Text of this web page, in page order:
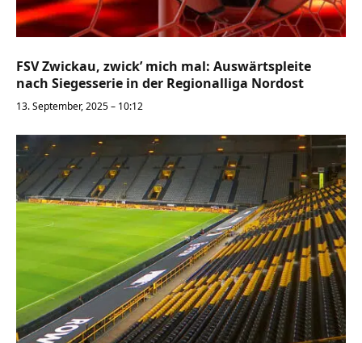
FSV Zwickau, zwick’ mich mal: Auswärtspleite
nach Siegesserie in der Regionalliga Nordost
13. September, 2025 – 10:12